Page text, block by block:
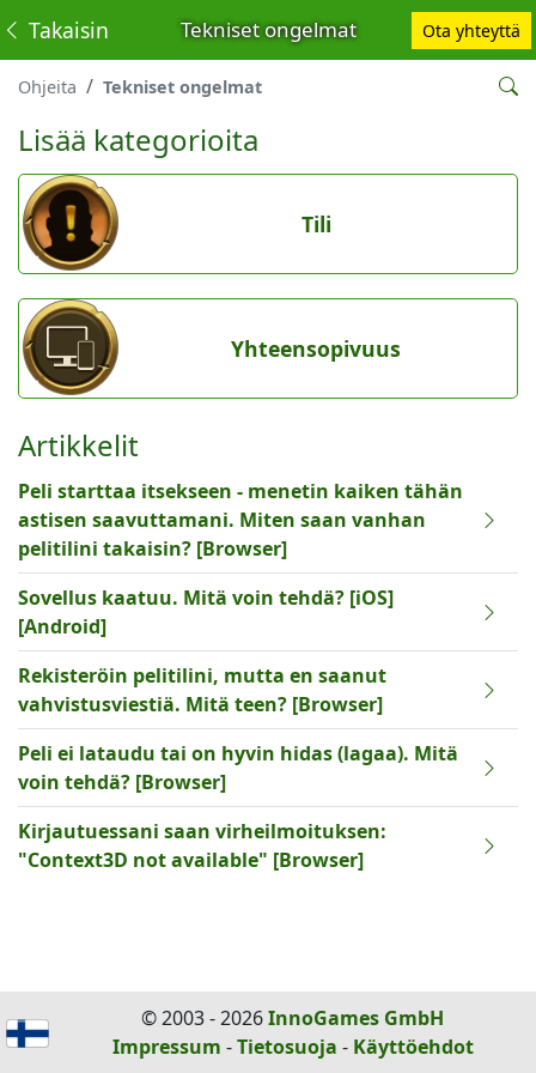
Tekniset ongelmat
Takaisin Ota yhteyttä
Ohjeita Tekniset ongelmat
Lisää kategorioita
Tili
Yhteensopivuus
Artikkelit
Peli starttaa itsekseen - menetin kaiken tähän
astisen saavuttamani. Miten saan vanhan
pelitilini takaisin? [Browser]
Sovellus kaatuu. Mitä voin tehdä? [iOS]
[Android]
Rekisteröin pelitilini, mutta en saanut
vahvistusviestiä. Mitä teen? [Browser]
Peli ei lataudu tai on hyvin hidas (lagaa). Mitä
voin tehdä? [Browser]
Kirjautuessani saan virheilmoituksen:
"Context3D not available" [Browser]
© 2003 - 2026InnoGames GmbH
Impressum -Tietosuoja - Käyttöehdot